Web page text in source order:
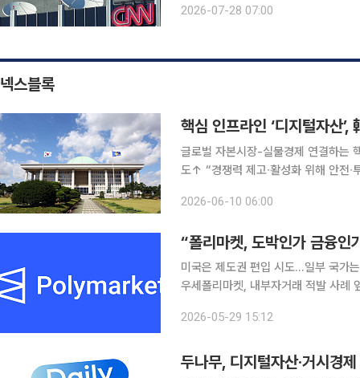
수하기보다 남은 인생을 독립적으로
2026-07-28 07:00
넥스블록
핵심 인프라인 ‘디지털자산
글로벌 자본시장-실물경제 연결하는
도↑ “경쟁력 제고∙활성화 위해 안전∙투명한 법적
넘어 글로벌 자본시장과 실물경제를
2026-06-10 06:00
“폴리마켓, 도박인가 금융인
미국은 제도권 편입 시도…일부 국가
우세폴리마켓, 내부자거래 적발 사례 앞세워 신뢰 확
태의 금융상품으로 제도권에 편입하
2026-05-29 15:12
두나무, 디지털자산·거시경